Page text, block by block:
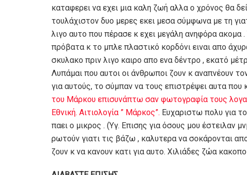
καταφερει να εχει μια καλη ζωή αλλα ο χρόνος θα
τουλάχιστον δυο μερες εκει μεσα σύμφωνα με τη
λιγο αυτο που πέρασε κ εχει μεγάλη ανηφόρα ακομα
πρόβατα κ το μπλε πλαστικό κορδόνι ειναι απο
σκυλακο πριν λιγο καιρο απο ενα δέντρο , εκατό
Λυπάμαι που αυτοι οι άνθρωποι ζουν κ αναπνέουν
για αυτούς, το σύμπαν να τους επιστρέψει αυτα που
του Μάρκου επισυνάπτω σαν φωτογραφία τους
Εθνική. Αιτιολογία ” Μάρκος”. Ευχαριστω πολυ για
παει ο μικρος . (Υγ. Επισης για όσους μου έστειλαν
ρωτούν γιατι τις βάζω , καλυτερα να σοκάρονται
ζουν κ να κανουν κατι για αυτο. Χιλιάδες ζώα